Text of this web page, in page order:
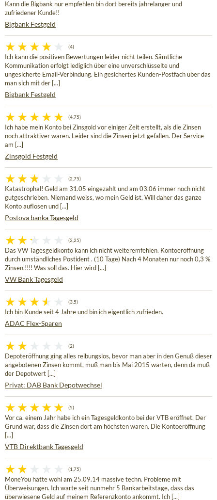
Kann die Bigbank nur empfehlen bin dort bereits jahrelanger und
zufriedener Kunde!!
Bigbank Festgeld
(4)
Ich kann die positiven Bewertungen leider nicht teilen. Sämtliche
Kommunikation erfolgt lediglich über eine unverschlüsselte und
ungesicherte Email-Verbindung. Ein gesichertes Kunden-Postfach über das
man sich mit der [...]
Bigbank Festgeld
(4,75)
Ich habe mein Konto bei Zinsgold vor einiger Zeit erstellt, als die Zinsen
noch attraktiver waren. Leider sind die Zinsen jetzt gefallen. Der Service
am [...]
Zinsgold Festgeld
(2,75)
Katastrophal! Geld am 31.05 eingezahlt und am 03.06 immer noch nicht
gutgeschrieben. Niemand weiss, wo mein Geld ist. Will daher das ganze
Konto auflösen und [...]
Postova banka Tagesgeld
(2,25)
Das VW Tagesgeldkonto kann ich nicht weiteremfehlen. Kontoeröffnung
durch umständliches Postident . (10 Tage) Nach 4 Monaten nur noch 0,3 %
Zinsen.!!!! Was soll das. Hier wird [...]
VW Bank Tagesgeld
(3,5)
Ich bin Kunde seit 4 Jahre und bin ich eigentlich zufrieden.
ADAC Flex-Sparen
(2)
Depoteröffnung ging alles reibungslos, bevor man aber in den Genuß dieser
angebotenen Zinsen kommt, muß man bis Mai 2015 warten, denn da muß
der Depotwert [...]
Privat: DAB Bank Depotwechsel
(5)
Vor ca. einem Jahr habe ich ein Tagesgeldkonto bei der VTB eröffnet. Der
Grund war, dass die Zinsen dort am höchsten waren. Die Kontoeröffnung
[...]
VTB Direktbank Tagesgeld
(1,75)
MoneYou hatte wohl am 25.09.14 massive techn. Probleme mit
Überweisungen. Ich warte seit nunmehr 5 Bankarbeitstage, dass das
überwiesene Geld auf meinem Referenzkonto ankommt. Ich [...]